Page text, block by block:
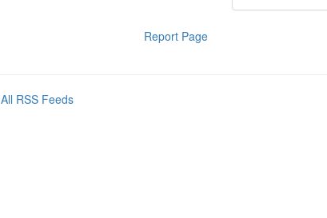
Report Page
All RSS Feeds